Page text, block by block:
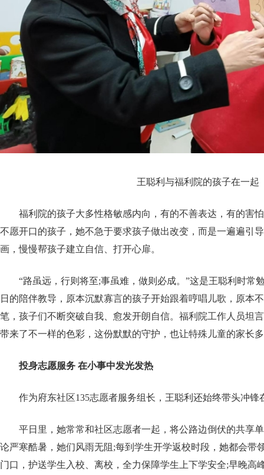
王聪利与福利院的孩子在一起
福利院的孩子大多性格敏感内向，有的不善表达，有的害
不愿开口的孩子，她不急于要求孩子做出改变，而是一遍遍引
画，慢慢帮孩子建立自信、打开心扉。
“路虽远，行则将至;事虽难，做则必成。”这是王聪利时常
日的陪伴教导，原本沉默寡言的孩子开始跟着哼唱儿歌，原本
笔，孩子们不断突破自我、愈发开朗自信。福利院工作人员坦
带来了不一样的色彩，这份默默的守护，也让特殊儿童的家长
投身志愿服务 在小事中发光发热
作为府东社区135志愿者服务组长，王聪利还始终带头冲锋
平日里，她常常和社区志愿者一起，将公路边倒伏的共享
论严寒酷暑，她们风雨无阻;每到学生开学返校时段，她都会带
门口，护送学生入校、离校，全力保障学生上下学安全;早晚高